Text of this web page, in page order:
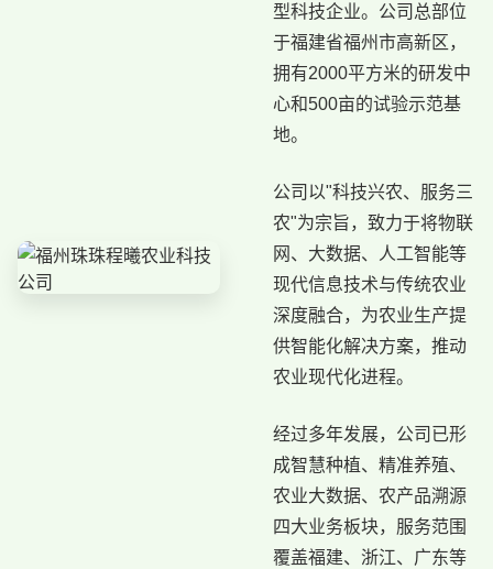
型科技企业。公司总部位
于福建省福州市高新区，
拥有2000平方米的研发中
心和500亩的试验示范基
地。
公司以"科技兴农、服务三
农"为宗旨，致力于将物联
网、大数据、人工智能等
现代信息技术与传统农业
深度融合，为农业生产提
供智能化解决方案，推动
农业现代化进程。
经过多年发展，公司已形
成智慧种植、精准养殖、
农业大数据、农产品溯源
四大业务板块，服务范围
覆盖福建、浙江、广东等